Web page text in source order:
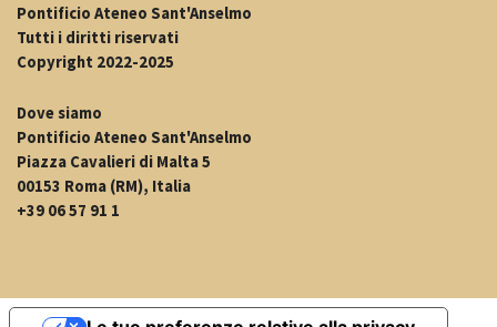
Pontificio Ateneo Sant'Anselmo
Tutti i diritti riservati
Copyright 2022-2025
Dove siamo
Pontificio Ateneo Sant'Anselmo
Piazza Cavalieri di Malta 5
00153 Roma (RM), Italia
+39 06 57 91 1